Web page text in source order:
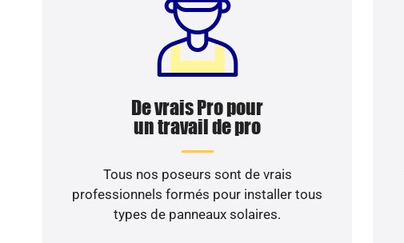
De vrais Pro pour
un travail de pro
Tous nos poseurs sont de vrais
professionnels formés pour installer tous
types de panneaux solaires.